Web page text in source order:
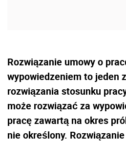
Rozwiązanie umowy o
wypowiedzeniem to jeden
rozwiązania stosunku
może rozwiązać za
pracę zawartą na okres
nie określony.